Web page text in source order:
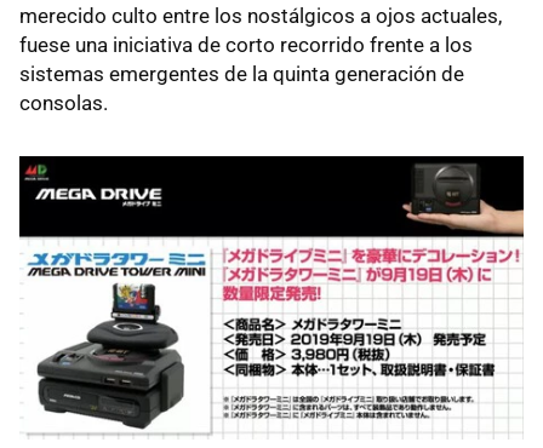
merecido culto entre los nostálgicos a ojos actuales,
fuese una iniciativa de corto recorrido frente a los
sistemas emergentes de la quinta generación de
consolas.